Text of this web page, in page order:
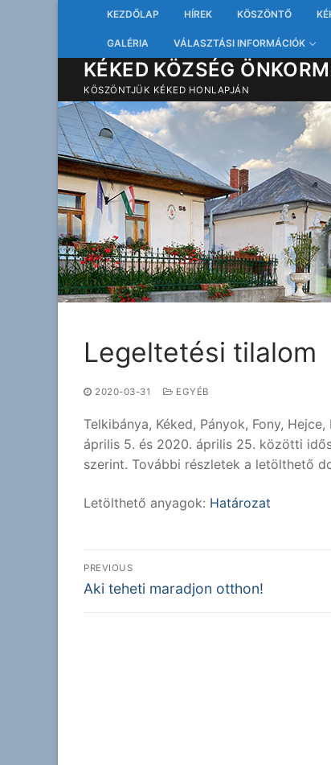
tartalomra
KEZDŐLAP HÍREK KÖSZÖNTŐ
GALÉRIA VÁLASZTÁSI INFORMÁCIÓK
KÉKED KÖZSÉG
KÖSZÖNTJÜK KÉKED HONLAPJÁN
Legeltetési tilalom
2020-03-31 EGYÉB
Telkibánya, Kéked, Pányok, Fony,
április 5. és 2020. április 25. közötti
szerint. További részletek a letölthető
Letölthető anyagok: Határozat
Bejegyzés
navigáció
PREVIOUS
Previous
Aki teheti maradjon otthon!